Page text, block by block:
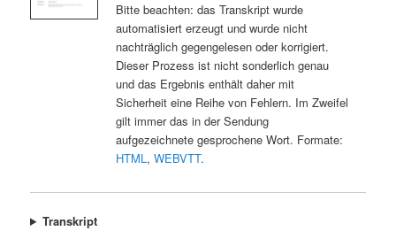
Bitte beachten: das Transkript wurde
automatisiert erzeugt und wurde nicht
nachträglich gegengelesen oder korrigiert.
Dieser Prozess ist nicht sonderlich genau
und das Ergebnis enthält daher mit
Sicherheit eine Reihe von Fehlern. Im Zweifel
gilt immer das in der Sendung
aufgezeichnete gesprochene Wort. Formate:
HTML, WEBVTT.
Transkript